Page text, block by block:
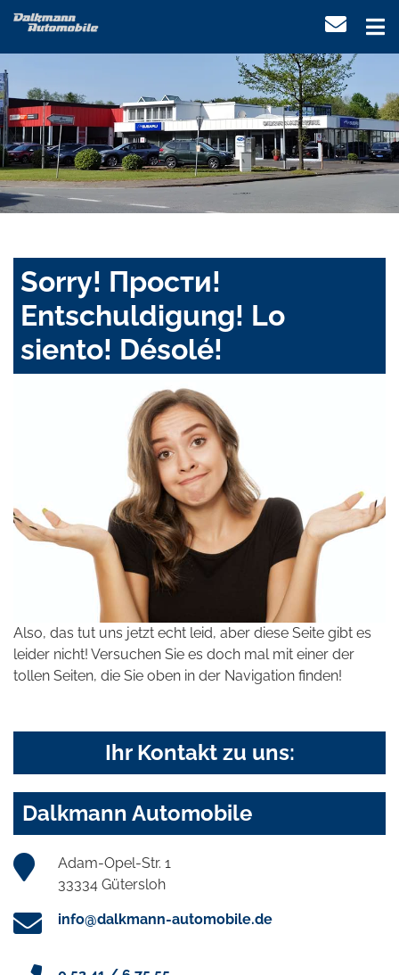
Sorry! Прости!
Entschuldigung! Lo
siento! Désolé!
Also, das tut uns jetzt echt leid, aber diese Seite gibt es
leider nicht! Versuchen Sie es doch mal mit einer der
tollen Seiten, die Sie oben in der Navigation finden!
Ihr Kontakt zu uns:
Dalkmann Automobile
Adam-Opel-Str. 1
33334 Gütersloh
info@dalkmann-automobile.de